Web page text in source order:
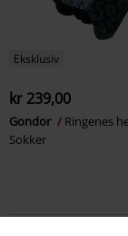
Eksklusiv
kr 239,00
Gondor
Ringenes
Sokker